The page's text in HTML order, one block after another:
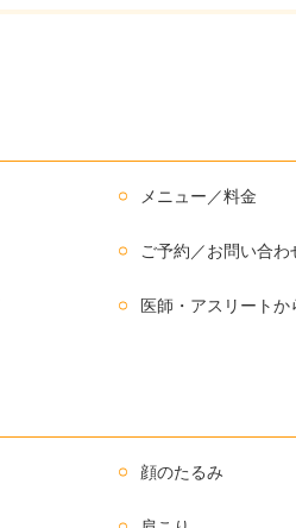
メニュー／料金
ご予約／お問い合わ
医師・アスリートか
顔のたるみ